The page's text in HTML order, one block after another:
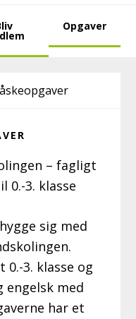
Opgaver
– fagligt
0.-3. klasse
sig med
3. klasse og
engelsk med
har et